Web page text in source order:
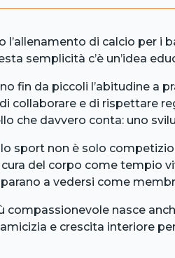
l’allenamento di calcio per i
semplicità c’è un’idea
fin da piccoli l’abitudine a
collaborare e di rispettare
che davvero conta: uno
sport non è solo
del corpo come tempio
a vedersi come
compassionevole nasce
e crescita interiore